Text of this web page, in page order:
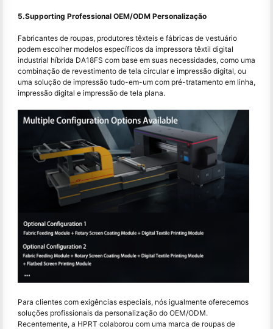
5.Supporting Professional OEM/ODM Personalização
Fabricantes de roupas, produtores têxteis e fábricas de vestuário
podem escolher modelos específicos da impressora têxtil digital
industrial híbrida DA18FS com base em suas necessidades, como uma
combinação de revestimento de tela circular e impressão digital, ou
uma solução de impressão tudo-em-um com pré-tratamento em linha,
impressão digital e impressão de tela plana.
Para clientes com exigências especiais, nós igualmente oferecemos
soluções profissionais da personalização do OEM/ODM.
Recentemente, a HPRT colaborou com uma marca de roupas de